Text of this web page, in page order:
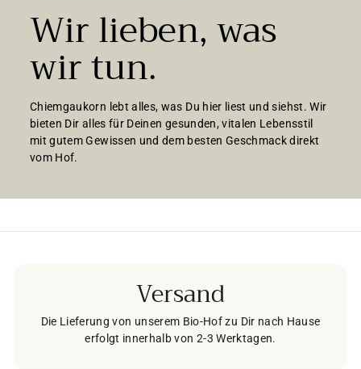
Wir lieben, was
wir tun.
Chiemgaukorn lebt alles, was Du hier liest und siehst. Wir
bieten Dir alles für Deinen gesunden, vitalen Lebensstil
mit gutem Gewissen und dem besten Geschmack direkt
vom Hof.
Versand
Die Lieferung von unserem Bio-Hof zu Dir nach Hause
erfolgt innerhalb von 2-3 Werktagen.